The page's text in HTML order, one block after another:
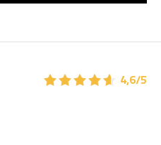
★★★★★
★★★★★ 4,6/5